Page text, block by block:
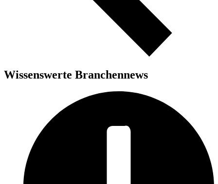
Wissenswerte Branchennews